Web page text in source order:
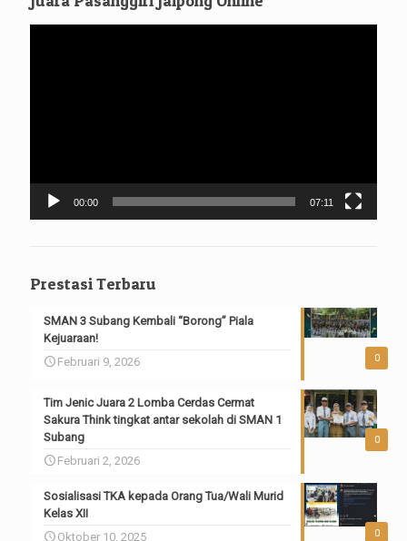
00:00 07:11
Prestasi Terbaru
0
SMAN 3 Subang Kembali “Borong” Piala
Kejuaraan!
Februari 9, 2026
0
Tim Jenic Juara 2 Lomba Cerdas Cermat
Sakura Think tingkat antar sekolah di SMAN 1
Subang
Februari 2, 2026
0
Sosialisasi TKA kepada Orang Tua/Wali Murid
Kelas XII
Oktober 10, 2025